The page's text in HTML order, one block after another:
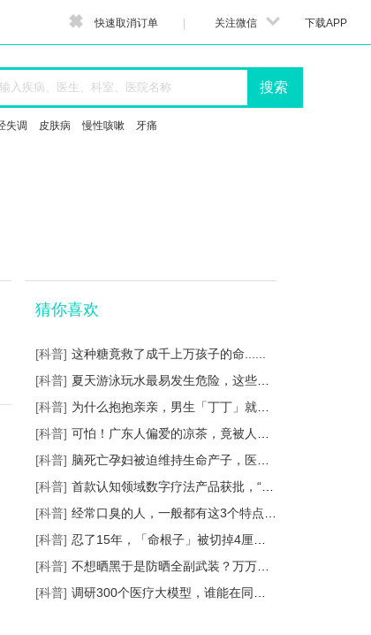
 快速取消订单 关注微信  下载APP
搜索
失调 皮肤病 慢性咳嗽 牙痛
猜你喜欢
[科普] 这种糖竟救了成千上万孩子的命......
[科普] 夏天游泳玩水最易发生危险，这些保命知...
[科普] 为什么抱抱亲亲，男生「丁丁」就会有液...
[科普] 可怕！广东人偏爱的凉茶，竟被人偷偷掺...
[科普] 脑死亡孕妇被迫维持生命产子，医生有话...
[科普] 首款认知领域数字疗法产品获批，“游戏...
[科普] 经常口臭的人，一般都有这3个特点！很...
[科普] 忍了15年，「命根子」被切掉4厘米！早期...
[科普] 不想晒黑于是防晒全副武装？万万没想到...
[科普] 调研300个医疗大模型，谁能在同质化瓶颈...